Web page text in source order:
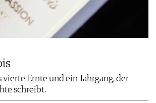
vierte Ernte und ein Jahrgang, der
schreibt.